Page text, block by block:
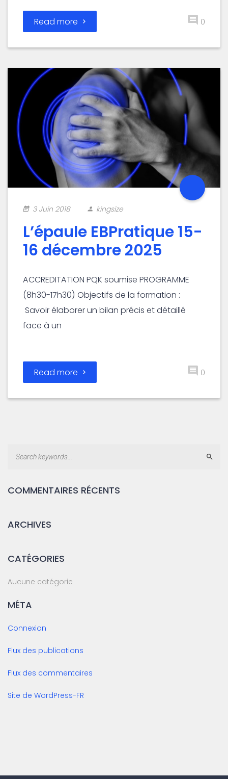
Read more 0
3 Juin 2018 kingsize
L’épaule EBPratique 15-
16 décembre 2025
ACCREDITATION PQK soumise PROGRAMME
(8h30-17h30) Objectifs de la formation :
Savoir élaborer un bilan précis et détaillé
face à un
Read more 0
COMMENTAIRES RÉCENTS
ARCHIVES
CATÉGORIES
Aucune catégorie
MÉTA
Connexion
Flux des publications
Flux des commentaires
Site de WordPress-FR